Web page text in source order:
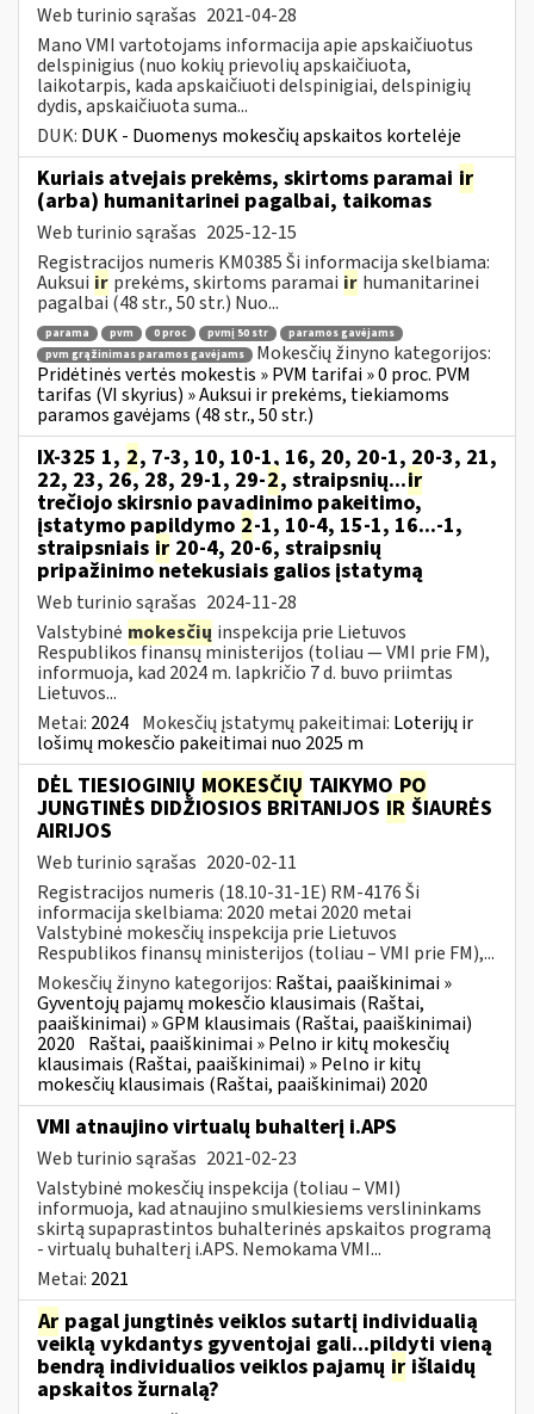
Web turinio sąrašas 2021-04-28
Mano VMI vartotojams informacija apie apskaičiuotus
delspinigius (nuo kokių prievolių apskaičiuota,
laikotarpis, kada apskaičiuoti delspinigiai, delspinigių
dydis, apskaičiuota suma...
DUK: DUK - Duomenys mokesčių apskaitos kortelėje
Kuriais atvejais prekėms, skirtoms paramai ir
(arba) humanitarinei pagalbai, taikomas
Web turinio sąrašas 2025-12-15
Registracijos numeris KM0385 Ši informacija skelbiama:
Auksui ir prekėms, skirtoms paramai ir humanitarinei
pagalbai (48 str., 50 str.) Nuo...
parama pvm 0 proc pvmį 50 str
paramos gavėjams
pvm grąžinimas paramos gavėjams
Mokesčių žinyno kategorijos:
Pridėtinės vertės mokestis » PVM tarifai » 0 proc. PVM
tarifas (VI skyrius) » Auksui ir prekėms, tiekiamoms
paramos gavėjams (48 str., 50 str.)
IX-325 1, 2, 7-3, 10, 10-1, 16, 20, 20-1, 20-3, 21,
22, 23, 26, 28, 29-1, 29-2, straipsnių...ir
trečiojo skirsnio pavadinimo pakeitimo,
įstatymo papildymo 2-1, 10-4, 15-1, 16...-1,
straipsniais ir 20-4, 20-6, straipsnių
pripažinimo netekusiais galios įstatymą
Web turinio sąrašas 2024-11-28
Valstybinė mokesčių inspekcija prie Lietuvos
Respublikos finansų ministerijos (toliau — VMI prie FM),
informuoja, kad 2024 m. lapkričio 7 d. buvo priimtas
Lietuvos...
Metai: 2024 Mokesčių įstatymų pakeitimai: Loterijų ir
lošimų mokesčio pakeitimai nuo 2025 m
DĖL TIESIOGINIŲ MOKESČIŲ TAIKYMO PO
JUNGTINĖS DIDŽIOSIOS BRITANIJOS IRŠIAURĖS
AIRIJOS
Web turinio sąrašas 2020-02-11
Registracijos numeris (18.10-31-1E) RM-4176 Ši
informacija skelbiama: 2020 metai 2020 metai
Valstybinė mokesčių inspekcija prie Lietuvos
Respublikos finansų ministerijos (toliau – VMI prie FM),...
Mokesčių žinyno kategorijos: Raštai, paaiškinimai »
Gyventojų pajamų mokesčio klausimais (Raštai,
paaiškinimai) » GPM klausimais (Raštai, paaiškinimai)
2020 Raštai, paaiškinimai » Pelno ir kitų mokesčių
klausimais (Raštai, paaiškinimai) » Pelno ir kitų
mokesčių klausimais (Raštai, paaiškinimai) 2020
VMI atnaujino virtualų buhalterį i.APS
Web turinio sąrašas 2021-02-23
Valstybinė mokesčių inspekcija (toliau – VMI)
informuoja, kad atnaujino smulkiesiems verslininkams
skirtą supaprastintos buhalterinės apskaitos programą
- virtualų buhalterį i.APS. Nemokama VMI...
Metai: 2021
Ar pagal jungtinės veiklos sutartį individualią
veiklą vykdantys gyventojai gali...pildyti vieną
bendrą individualios veiklos pajamų ir išlaidų
apskaitos žurnalą?